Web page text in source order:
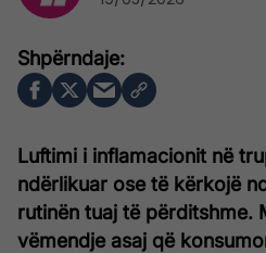
Luftimi i inflamacionit në
ndërlikuar ose të kërkojë
rutinën tuaj të përditshme.
vëmendje asaj që